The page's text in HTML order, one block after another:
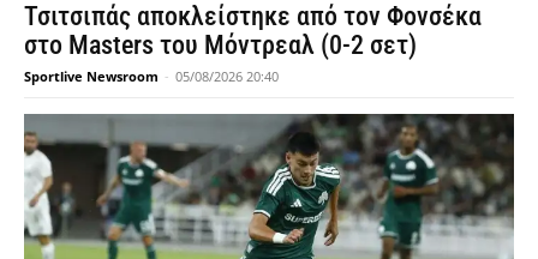
Τσιτσιπάς αποκλείστηκε από τον Φονσέκα
στο Masters του Μόντρεαλ (0-2 σετ)
Sportlive Newsroom - 05/08/2026 20:40